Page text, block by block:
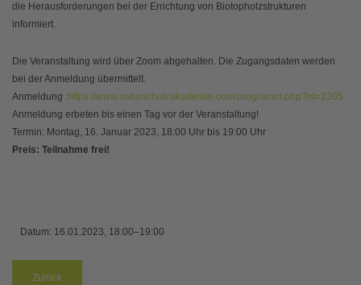
die Herausforderungen bei der Errichtung von Biotopholzstrukturen
informiert.
Die Veranstaltung wird über Zoom abgehalten. Die Zugangsdaten werden
bei der Anmeldung übermittelt.
Anmeldung : https://www.naturschutzakademie.com/programm.php?id=2305
Anmeldung erbeten bis einen Tag vor der Veranstaltung!
Termin: Montag, 16. Januar 2023, 18:00 Uhr bis 19:00 Uhr
Preis: Teilnahme frei!
Datum: 16.01.2023, 18:00–19:00
Zurück